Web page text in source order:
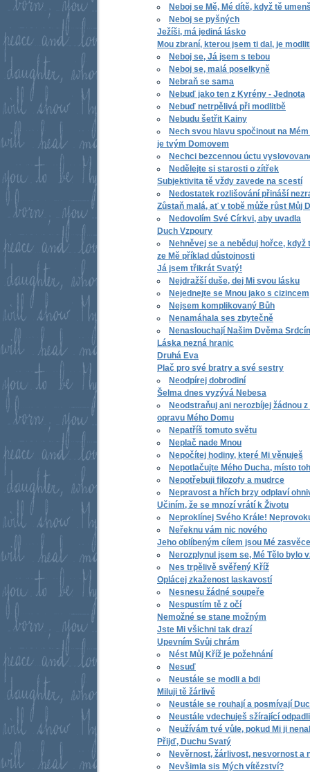
Neboj se Mě, Mé dítě, když tě
Neboj se pyšných
Ježíši, má jediná lásko
Mou zbraní, kterou jsem ti dal, je
Neboj se, Já jsem s tebou
Neboj se, malá poselkyně
Nebraň se sama
Nebuď jako ten z Kyrény - Jednota
Nebuď netrpělivá při modlitbě
Nebudu šetřit Kainy
Nech svou hlavu spočinout na
je tvým Domovem
Nechci bezcennou úctu
Nedělejte si starosti o zítřek
Subjektivita tě vždy zavede na scestí
Nedostatek rozlišování přináší
Zůstaň malá, ať v tobě může růst Můj
Nedovolím Své Církvi, aby uvadla
Duch Vzpoury
Nehněvej se a neběduj hořce,
ze Mě příklad důstojnosti
Já jsem třikrát Svatý!
Nejdražší duše, dej Mi svou lásku
Nejednejte se Mnou jako s cizincem
Nejsem komplikovaný Bůh
Nenamáhala ses zbytečně
Nenaslouchají Našim Dvěma
Láska nezná hranic
Druhá Eva
Plač pro své bratry a své sestry
Neodpírej dobrodiní
Šelma dnes vyzývá Nebesa
Neodstraňuj ani nerozbíjej žádnou
opravu Mého Domu
Nepatříš tomuto světu
Neplač nade Mnou
Nepočítej hodiny, které Mi věnuješ
Nepotlačujte Mého Ducha, místo
Nepotřebuji filozofy a mudrce
Nepravost a hřích brzy odplaví
Učiním, že se mnozí vrátí k Životu
Neproklínej Svého Krále!
Neřeknu vám nic nového
Jeho oblíbeným cílem jsou Mé
Nerozplynul jsem se, Mé Tělo bylo
Nes trpělivě svěřený Kříž
Oplácej zkaženost laskavostí
Nesnesu žádné soupeře
Nespustím tě z očí
Nemožné se stane možným
Jste Mi všichni tak drazí
Upevním Svůj chrám
Nést Můj Kříž je požehnání
Nesuď
Neustále se modli a bdi
Miluji tě žárlivě
Neustále se rouhají a posmívají
Neustále vdechuješ sžírající
Neužívám tvé vůle, pokud Mi ji
Přijď, Duchu Svatý
Nevěrnost, žárlivost, nesvornost a
Nevšimla sis Mých vítězství?